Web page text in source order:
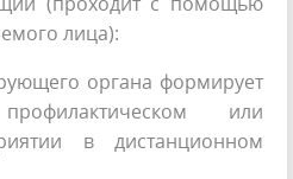
лица):
органа формирует
или
в дистанционном